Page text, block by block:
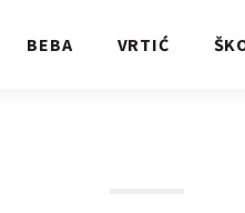
BEBA VRTIĆ